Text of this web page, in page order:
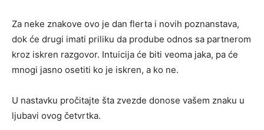
Za neke znakove ovo je dan flerta i novih poznanstava,
dok će drugi imati priliku da prodube odnos sa partnerom
kroz iskren razgovor. Intuicija će biti veoma jaka, pa će
mnogi jasno osetiti ko je iskren, a ko ne.
U nastavku pročitajte šta zvezde donose vašem znaku u
ljubavi ovog četvrtka.